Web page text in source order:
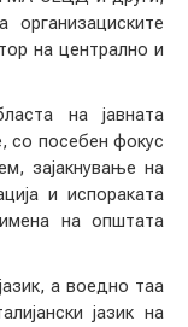
на централно и
на јавната
со посебен фокус
зајакнување на
и испораката
на општата
а воедно таа
јазик на